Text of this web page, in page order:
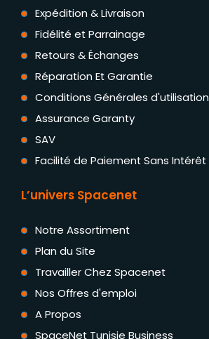
Expédition & Livraison
Fidélité et Parrainage
Retours & Échanges
Réparation Et Garantie
Conditions Générales d'utilisation
Assurance Garanty
SAV
Facilité de Paiement Sans Intérêt
L’univers Spacenet
Notre Assortiment
Plan du Site
Travailler Chez Spacenet
Nos Offres d'emploi
A Propos
SpaceNet Tunisie Business